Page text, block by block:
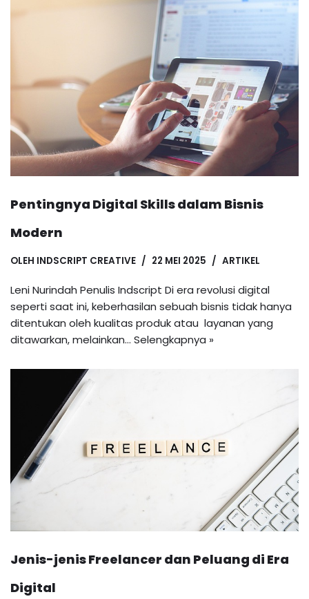
Pentingnya Digital Skills dalam Bisnis
Modern
OLEH INDSCRIPT CREATIVE 22 MEI 2025 ARTIKEL
Leni Nurindah Penulis Indscript Di era revolusi digital
seperti saat ini, keberhasilan sebuah bisnis tidak hanya
ditentukan oleh kualitas produk atau layanan yang
ditawarkan, melainkan… Selengkapnya »
Jenis-jenis Freelancer dan Peluang di Era
Digital